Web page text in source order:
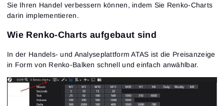
Sie Ihren Handel verbessern können, indem Sie Renko-Charts
darin implementieren.
Wie Renko-Charts aufgebaut sind
In der Handels- und Analyseplattform ATAS ist die Preisanzeige
in Form von Renko-Balken schnell und einfach anwählbar.